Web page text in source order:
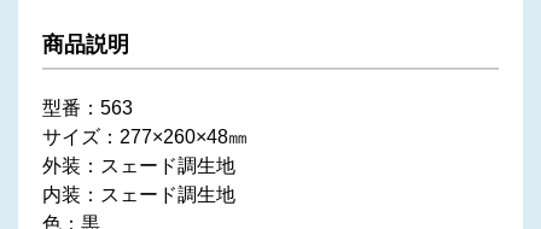
商品説明
型番：563
サイズ：277×260×48㎜
外装：スェード調生地
内装：スェード調生地
色：黒